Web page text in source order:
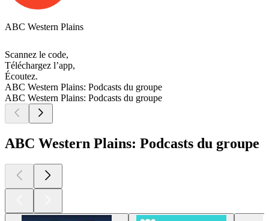
ABC Western Plains
Scannez le code,
Téléchargez l’app,
Écoutez.
ABC Western Plains: Podcasts du groupe
ABC Western Plains: Podcasts du groupe
ABC Western Plains: Podcasts du groupe